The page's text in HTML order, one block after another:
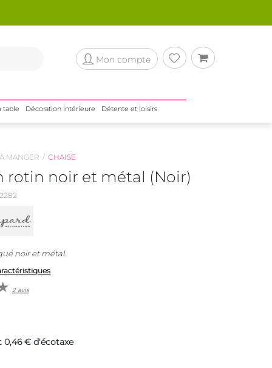
Mon compte
table Décoration intérieure Détente et loisirs
MANGER CHAISE
rotin noir et métal (Noir)
noir et métal.
2 avis
0,46 € d'écotaxe